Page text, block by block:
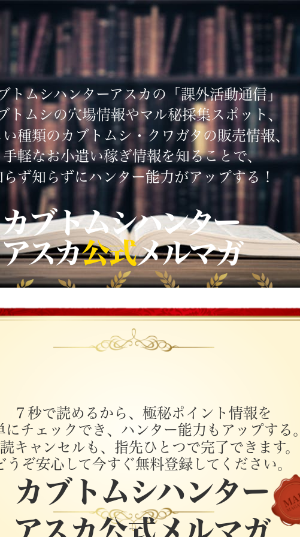
トムシハンターアスカの「課外活動通信」
トムシの穴場情報やマル秘採集スポット、
種類のカブトムシ・クワガタの販売情報、
手軽なお小遣い稼ぎ情報を知ることで、
ず知らずにハンター能力がアップする！
カブトムシハンター
アスカ公式メルマガ
97.2％
1位 １０年
７秒で読めるから、極秘ポイント情報を
にチェックでき、ハンター能力もアップする。
キャンセルも、指先ひとつで完了できます。
うぞ安心して今すぐ無料登録してください。
カブトムシハンター
アスカ公式メルマガ